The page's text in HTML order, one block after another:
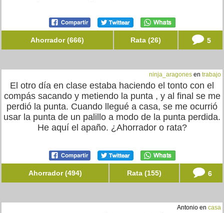
Ahorrador (666) Rata (26) 5
ninja_aragones en trabajo
El otro día en clase estaba haciendo el tonto con el
compás sacando y metiendo la punta , y al final se me
perdió la punta. Cuando llegué a casa, se me ocurrió
usar la punta de un palillo a modo de la punta perdida.
He aquí el apaño. ¿Ahorrador o rata?
Ahorrador (494) Rata (155) 6
Antonio en casa